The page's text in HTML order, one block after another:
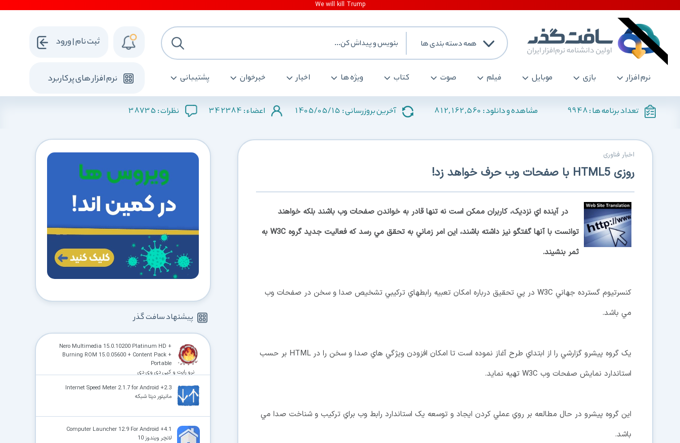
همه دسته بندی ها
نرم افزار بازی موبایل فیلم صوت کتاب ویژه ها اخبار خبرخوان پشتیبانی نرم افزار های پرکاربرد
ثبت نام | ورود
تعداد برنامه ها :9948 مشاهده و دانلود : 812,162,560 آخرین بروزرسانی : 1405/05/15 اعضاء : 342384 نظرات : 38735
اخبار فناوری
روزی HTML5 با صفحات وب حرف خواهد زد!
در آينده اي نزديک، کاربران ممکن است نه تنها قادر به خواندن صفحات وب باشند بلکه خواهند
توانست با آنها گفتگو نيز داشته باشند، اين امر زماني به تحقق مي رسد که فعاليت جديد گروه W3C به
ثمر بنشيند.
کنسرتيوم گسترده جهاني W3C در پي تحقيق درباره امکان تعبيه رابطهاي ترکيبي تشخيص صدا و سخن در صفحات وب
مي باشد.
يک گروه پيشرو گزارشي را از ابتداي طرح آغاز نموده است تا امکان افزودن ويژگي هاي صدا و سخن را در HTML بر حسب
استاندارد نمايش صفحات وب W3C تهيه نمايد.
اين گروه پيشرو در حال مطالعه بر روي عملي کردن ايجاد و توسعه يک استاندارد رابط وب براي ترکيب و شناخت صدا مي
باشد.
پیشنهاد سافت گذر
Nero Multimedia 15.0.10200 Platinum HD +
Burning ROM 15.0.05600 + Content Pack +
Portable
نرو رایت و کپی دی وی دی
Internet Speed Meter 2.1.7 for Android +2.3
مانیتور دیتا شبکه
Computer Launcher 12.9 For Android +4.1
لانچر ویندوز 10